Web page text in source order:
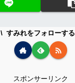
すみれをフォローする
スポンサーリンク